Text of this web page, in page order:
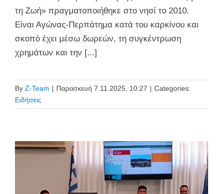
τη Ζωή» πραγματοποιήθηκε στο νησί το 2010.
Είναι Αγώνας-Περπάτημα κατά του καρκίνου και
σκοπό έχει μέσω δωρεών, τη συγκέντρωση
χρημάτων και την [...]
By Z-Team | Παρασκευή 7.11.2025, 10:27 | Categories:
Ειδήσεις